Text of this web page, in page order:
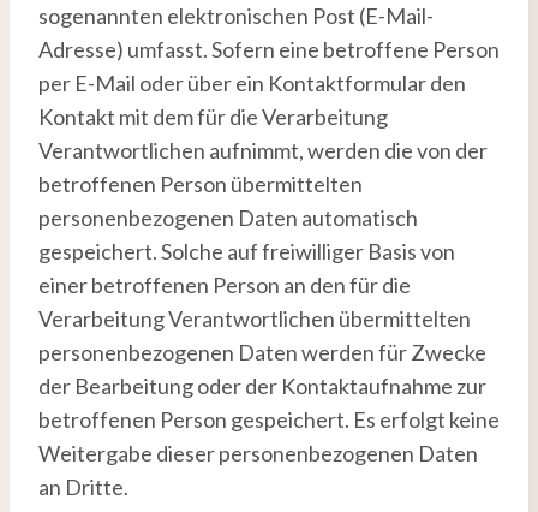
sogenannten elektronischen Post (E-Mail-
Adresse) umfasst. Sofern eine betroffene Person
per E-Mail oder über ein Kontaktformular den
Kontakt mit dem für die Verarbeitung
Verantwortlichen aufnimmt, werden die von der
betroffenen Person übermittelten
personenbezogenen Daten automatisch
gespeichert. Solche auf freiwilliger Basis von
einer betroffenen Person an den für die
Verarbeitung Verantwortlichen übermittelten
personenbezogenen Daten werden für Zwecke
der Bearbeitung oder der Kontaktaufnahme zur
betroffenen Person gespeichert. Es erfolgt keine
Weitergabe dieser personenbezogenen Daten
an Dritte.